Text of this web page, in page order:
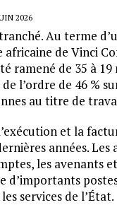
2026
Au terme
africaine de Vinci
ramené de 35 à
l’ordre de 46 %
au titre de
et la
années.
les avenants
d’importants
services de l’État.